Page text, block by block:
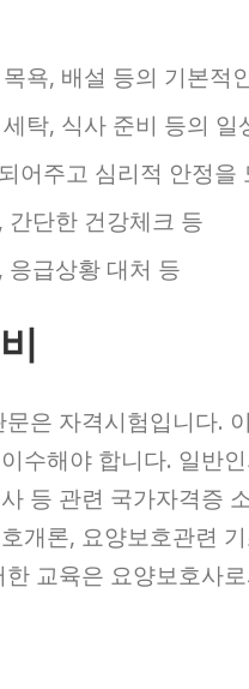
욕, 배설 등의 기본적
탁, 식사 준비 등의 일
어주고 심리적 안정을
간단한 건강체크 등
응급상황 대처 등
은 자격시험입니다.
수해야 합니다. 일반
등 관련 국가자격증
개론, 요양보호관련
교육은 요양보호사